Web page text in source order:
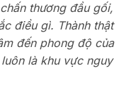
thương đầu gối,
điều gì. Thành thật
đến phong độ của
là khu vực nguy